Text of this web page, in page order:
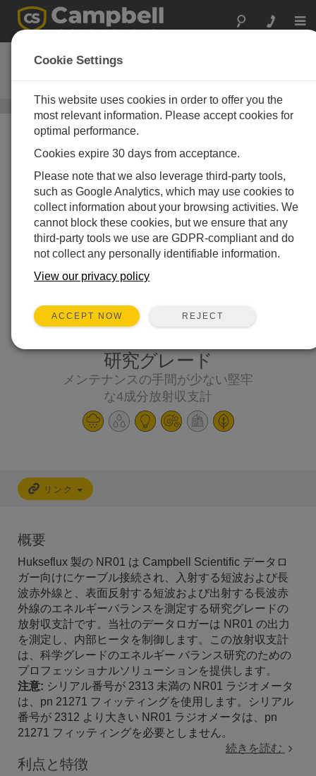
NR01-L
4成分放射収支計
研究グレード
メンテナンスの手間が少ない堅牢
な4成分放射収支計
リンク
概要
Hukseflux 製の NR01 は Campbell Scientific データロ
ガー向けにケーブル接続され、入射する短波および長
波赤外線と、表面反射する短波および出射する長波赤
外線のエネルギーバランスを測定する研究グレードの
放射収支計です。当社のデータロガーは NR01 の出力
を測定し、内部ヒータを制御します。この放射収支計
は、科学グレードのエネルギー バランス研究のための
プロフェッショナルソリューションを提供します。
注意: シリアル番号が 2313 未満の NR01 ラジオメータ
は、pn 21271 フィッティングを使用します。シリアル
番号が 2312 より大きい NR01 ラジオメータは、pn
21271 フィッティングを必要としません。
続きを読む
利点と特徴
Cookie Settings
This website uses cookies in order to offer you the
most relevant information. Please accept cookies for
optimal performance.
Cookies expire 30 days from acceptance.
Please note that we also leverage third-party tools,
such as Google Analytics, which may use cookies to
collect information about your browsing activities. We
cannot block these cookies, but we ensure that any
third-party tools we use are GDPR-compliant and do
not collect any personally identifiable information.
View our privacy policy
ACCEPT NOW REJECT